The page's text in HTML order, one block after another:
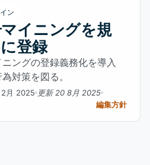
ン
イニングを規
登録
ングの登録義務化を導入
対策を図る。
月 2025 更新 20 8月 2025
編集方針